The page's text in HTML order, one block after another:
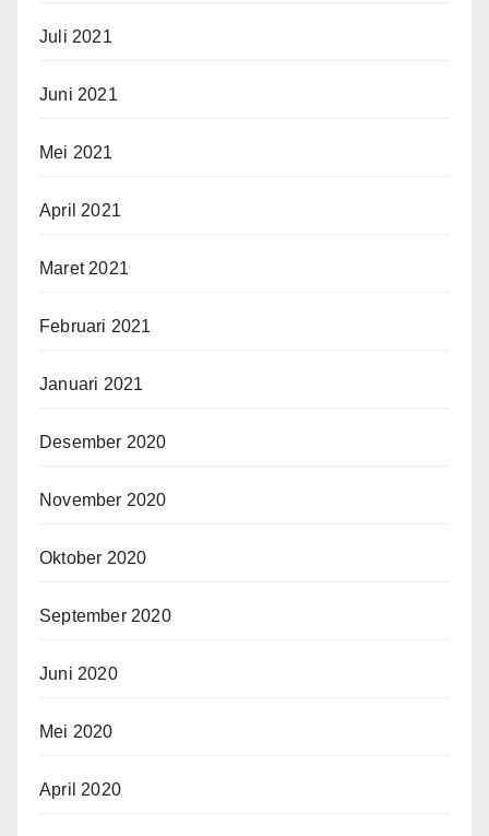
Juli 2021
Juni 2021
Mei 2021
April 2021
Maret 2021
Februari 2021
Januari 2021
Desember 2020
November 2020
Oktober 2020
September 2020
Juni 2020
Mei 2020
April 2020